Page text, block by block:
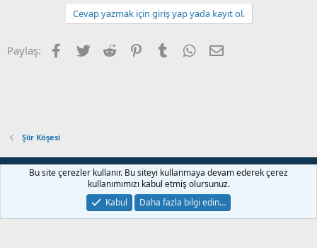
Cevap yazmak için giriş yap yada kayıt ol.
Paylaş: Facebook
Twitter Reddit PinterestTumblr WhatsApp
Şiir Köşesi
Bize ulaşın Şartlar ve kurallar Gizlilik politikası
Yardım
Community platform by XenForo © 2010-2022 XenForo Ltd.
Bu site çerezler kullanır. Bu siteyi kullanmaya devam ederek çerez
kullanımımızı kabul etmiş olursunuz.
Kabul
Daha fazla bilgi edin…